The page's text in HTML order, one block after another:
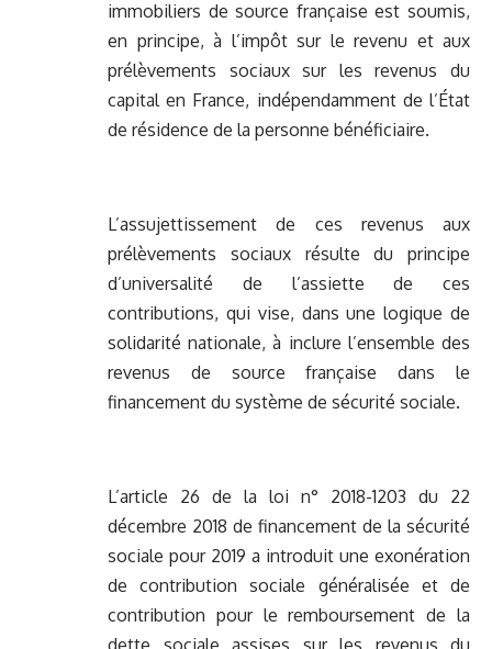
immobiliers de source française est soumis,
en principe, à l’impôt sur le revenu et aux
prélèvements sociaux sur les revenus du
capital en France, indépendamment de l’État
de résidence de la personne bénéficiaire.
L’assujettissement de ces revenus aux
prélèvements sociaux résulte du principe
d’universalité de l’assiette de ces
contributions, qui vise, dans une logique de
solidarité nationale, à inclure l’ensemble des
revenus de source française dans le
financement du système de sécurité sociale.
L’article 26 de la loi n° 2018-1203 du 22
décembre 2018 de financement de la sécurité
sociale pour 2019 a introduit une exonération
de contribution sociale généralisée et de
contribution pour le remboursement de la